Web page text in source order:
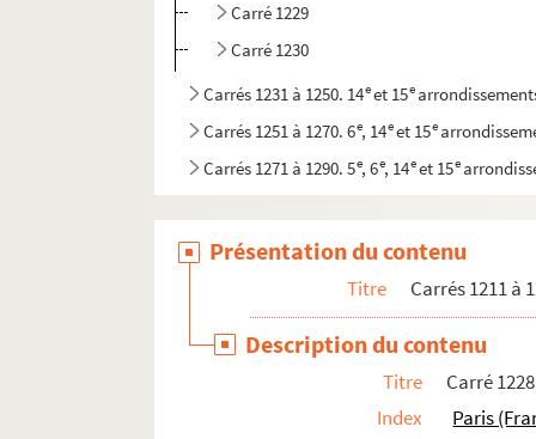
Carré 1229
Carré 1230
Carrés 1231 à 1250. 14eet 15e
Carrés 1251 à 1270. 6e, 14eet 15e
Carrés 1271 à 1290. 5e, 6e, 14eet 15e
Présentation du contenu
Titre Carrés 1211 à
Description du contenu
Titre
Carré 1228
Index
Paris